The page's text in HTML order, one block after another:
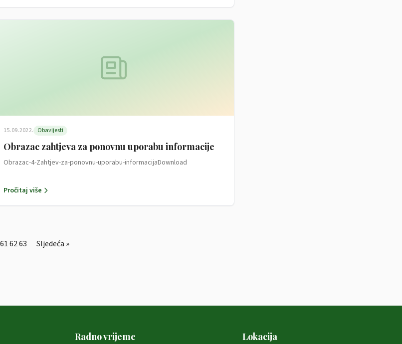
15.09.2022. Obavijesti
Obrazac zahtjeva za ponovnu uporabu informacije
Obrazac-4-Zahtjev-za-ponovnu-uporabu-informacijaDownload
Pročitaj više
616263 Sljedeća »
Radno vrijeme Lokacija